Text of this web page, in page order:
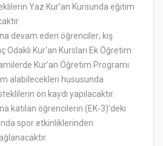
Yaz Kur’an Kursunda eğitim
devam eden öğrenciler; kış
Odaklı Kur'an Kursları Ek Öğretim
Kur’an Öğretim Programı
alabilecekleri hususunda
ön kaydı yapılacaktır.
katılan öğrencilerin (EK-3)’deki
spor etkinliklerinden